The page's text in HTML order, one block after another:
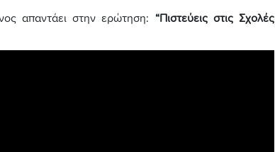
απαντάει στην ερώτηση: “Πιστεύεις στις Σχολές